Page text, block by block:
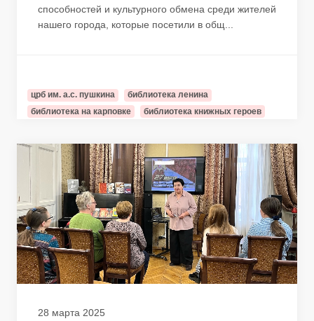
способностей и культурного обмена среди жителей
нашего города, которые посетили в общ...
црб им. а.с. пушкина
библиотека ленина
библиотека на карповке
библиотека книжных героев
28 марта 2025